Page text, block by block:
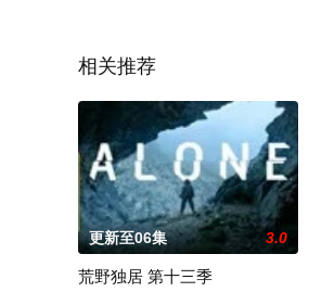
相关推荐
更新至06集 3.0
荒野独居 第十三季